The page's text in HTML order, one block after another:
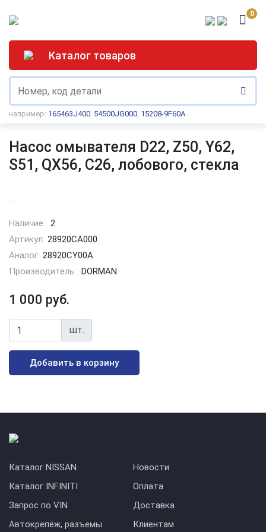
0
Каталог товаров
например: 165463J400, 54500JG000, 15208-9F60A
Насос омывателя D22, Z50, Y62,
S51, QX56, C26, лобового, стекла
Наличие: 2
Артикул: 28920CA000
Аналог: 28920CY00A
Производитель: DORMAN
1 000 руб.
шт.
Добавить в корзину
Каталог NISSAN
Каталог INFINITI
Запрос по VIN
Автокрепёж, разъемы
Новости
Оплата
Доставка
Клиентам